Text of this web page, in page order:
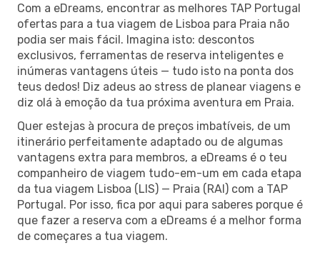
Com a eDreams, encontrar as melhores TAP Portugal
ofertas para a tua viagem de Lisboa para Praia não
podia ser mais fácil. Imagina isto: descontos
exclusivos, ferramentas de reserva inteligentes e
inúmeras vantagens úteis — tudo isto na ponta dos
teus dedos! Diz adeus ao stress de planear viagens e
diz olá à emoção da tua próxima aventura em Praia.
Quer estejas à procura de preços imbatíveis, de um
itinerário perfeitamente adaptado ou de algumas
vantagens extra para membros, a eDreams é o teu
companheiro de viagem tudo-em-um em cada etapa
da tua viagem Lisboa (LIS) — Praia (RAI) com a TAP
Portugal. Por isso, fica por aqui para saberes porque é
que fazer a reserva com a eDreams é a melhor forma
de começares a tua viagem.